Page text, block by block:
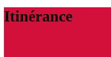
Itinérance